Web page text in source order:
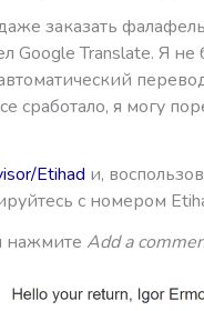
заказать
Translate. Я не
сработало, я могу
Etihad и,
с номером
нажмите Add a